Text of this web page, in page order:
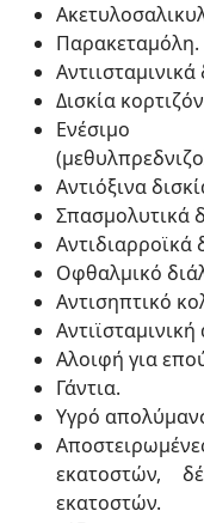
Παρακεταμόλη.
Αντιισταμινικά
Δισκία
Ενέσιμο
Αντιόξινα
Σπασμολυτικά
Αντιδιαρροϊκά
Οφθαλμικό
Αντισηπτικό
Αλοιφή για
Γάντια.
Υγρό
εκατοστών,
εκατοστών.